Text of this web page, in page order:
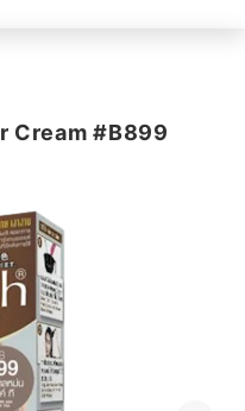
Cream #B899